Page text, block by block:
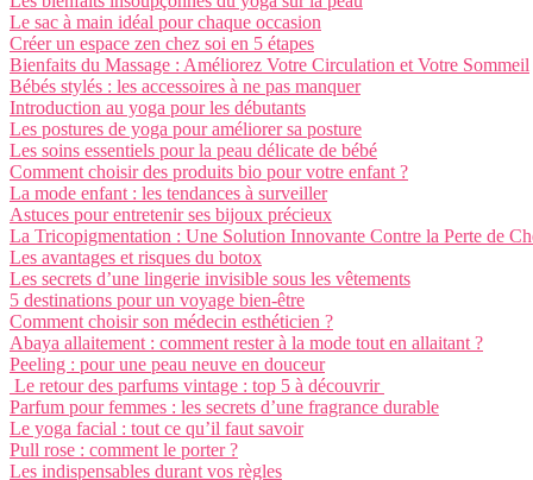
Le sac à main idéal pour chaque occasion
Créer un espace zen chez soi en 5 étapes
Bienfaits du Massage : Améliorez Votre Circulation et Votre Sommeil
Bébés stylés : les accessoires à ne pas manquer
Introduction au yoga pour les débutants
Les postures de yoga pour améliorer sa posture
Les soins essentiels pour la peau délicate de bébé
Comment choisir des produits bio pour votre enfant ?
La mode enfant : les tendances à surveiller
Astuces pour entretenir ses bijoux précieux
La Tricopigmentation : Une Solution Innovante Contre la Perte de
Les avantages et risques du botox
Les secrets d’une lingerie invisible sous les vêtements
5 destinations pour un voyage bien-être
Comment choisir son médecin esthéticien ?
Abaya allaitement : comment rester à la mode tout en allaitant ?
Peeling : pour une peau neuve en douceur
Le retour des parfums vintage : top 5 à découvrir
Parfum pour femmes : les secrets d’une fragrance durable
Le yoga facial : tout ce qu’il faut savoir
Pull rose : comment le porter ?
Les indispensables durant vos règles